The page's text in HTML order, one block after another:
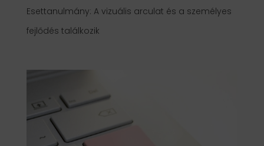
Esettanulmány: A vizuális arculat és a személyes
fejlődés találkozik